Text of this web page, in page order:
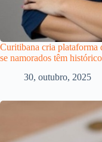
Curitibana cria plataforma
se namorados têm
30, outubro, 2025